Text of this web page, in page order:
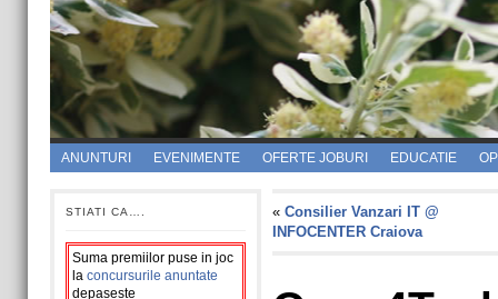
ANUNTURI EVENIMENTE OFERTE JOBURI EDUCATIE
STIATI CA….
Suma premiilor puse in joc
la concursurile anuntate
depaseste
« Consilier Vanzari IT @
INFOCENTER Craiova